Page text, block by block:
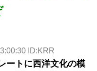
ID:KRR
ートに西洋文化の模